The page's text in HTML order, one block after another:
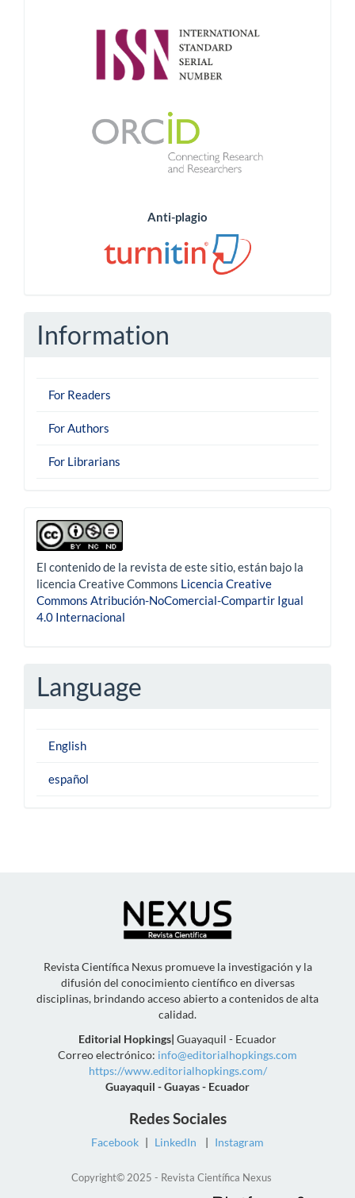
Anti-plagio
Information
For Readers
For Authors
For Librarians
derechoautor
El contenido de la revista de este sitio, están bajo la
licencia Creative Commons Licencia Creative
Commons Atribución-NoComercial-Compartir Igual
4.0 Internacional
Language
English
español
Revista Científica Nexus promueve la investigación y la
difusión del conocimiento científico en diversas
disciplinas, brindando acceso abierto a contenidos de alta
calidad.
Editorial Hopkings| Guayaquil - Ecuador
Correo electrónico: info@editorialhopkings.com
https://www.editorialhopkings.com/
Guayaquil - Guayas - Ecuador
Redes Sociales
Facebook | LinkedIn | Instagram
Copyright© 2025 - Revista Científica Nexus